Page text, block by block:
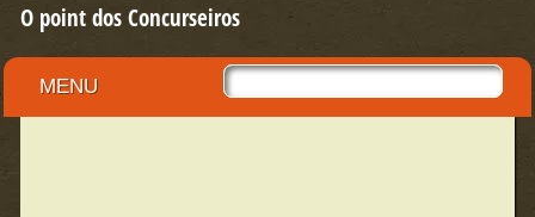
O point dos Concurseiros
Main menu
Skip to content
MENU